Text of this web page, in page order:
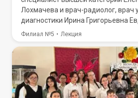
Лохмачева и врач-радиолог, врач
диагностики Ирина Григорьевна
Филиал №5 Лекция